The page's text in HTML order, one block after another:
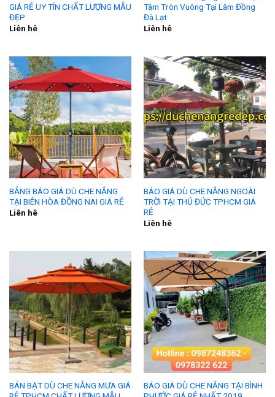
GIÁ RẺ UY TÍN CHẤT LƯỢNG MẪU
ĐẸP
Liên hê
Tâm Tròn Vuông Tại Lâm Đồng
Đà Lạt
Liên hê
BẢNG BÁO GIÁ DÙ CHE NẮNG
TẠI BIÊN HÒA ĐỒNG NAI GIÁ RẺ
Liên hê
BÁO GIÁ DÙ CHE NẮNG NGOÀI
TRỜI TẠI THỦ ĐỨC TPHCM GIÁ
RẺ
Liên hê
BÁN BẠT DÙ CHE NẮNG MƯA GIÁ
BÁO GIÁ DÙ CHE NẮNG TẠI BÌNH